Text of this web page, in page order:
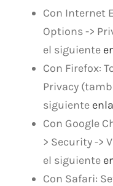
Con Internet
Options ->
el siguiente
Con Firefox:
Privacy
siguiente
Con Google
> Security ->
el siguiente
Con Safari: